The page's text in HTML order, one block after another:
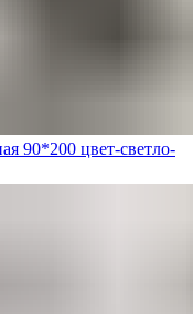
90*200 цвет-светло-